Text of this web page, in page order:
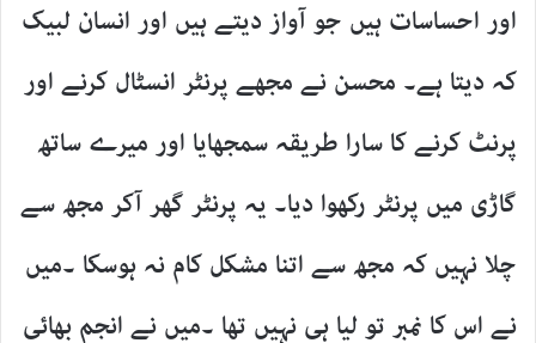
اور احساسات ہیں جو آواز دیتے ہیں اور انسان لبیک
کہ دیتا ہے۔ محسن نے مجھے پرنٹر انسٹال کرنے اور
پرنٹ کرنے کا سارا طریقہ سمجھایا اور میرے ساتھ
گاڑی میں پرنٹر رکھوا دیا۔ یہ پرنٹر گھر آکر مجھ سے
چلا نہیں کہ مجھ سے اتنا مشکل کام نہ ہوسکا ۔میں
نے اس کا نمبر تو لیا ہی نہیں تھا ۔میں نے انجم بھائی